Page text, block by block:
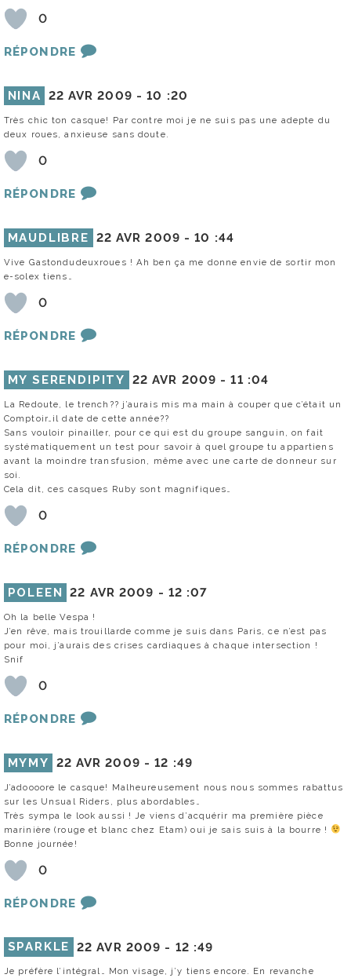
0
RÉPONDRE
NINA 22 AVR 2009 -10 :20
Très chic ton casque! Par contre moi je ne suis pas une adepte du
deux roues, anxieuse sans doute.
0
RÉPONDRE
MAUDLIBRE 22 AVR 2009 -10 :44
Vive Gastondudeuxroues ! Ah ben ça me donne envie de sortir mon
e-solex tiens…
0
RÉPONDRE
MY SERENDIPITY 22 AVR 2009 -11 :04
La Redoute, le trench?? j’aurais mis ma main à couper que c’était un
Comptoir…il date de cette année??
Sans vouloir pinailler, pour ce qui est du groupe sanguin, on fait
systématiquement un test pour savoir à quel groupe tu appartiens
avant la moindre transfusion, même avec une carte de donneur sur
soi.
Cela dit, ces casques Ruby sont magnifiques…
0
RÉPONDRE
POLEEN 22 AVR 2009 - 12 :07
Oh la belle Vespa !
J’en rêve, mais trouillarde comme je suis dans Paris, ce n’est pas
pour moi, j’aurais des crises cardiaques à chaque intersection !
Snif
0
RÉPONDRE
MYMY 22 AVR 2009 -12 :49
J’adoooore le casque! Malheureusement nous nous sommes rabattus
sur les Unsual Riders, plus abordables…
Très sympa le look aussi ! Je viens d’acquérir ma première pièce
marinière (rouge et blanc chez Etam) oui je sais suis à la bourre !
Bonne journée!
0
RÉPONDRE
SPARKLE 22 AVR 2009 - 12 :49
Je préfère l’intégral… Mon visage, j’y tiens encore. En revanche